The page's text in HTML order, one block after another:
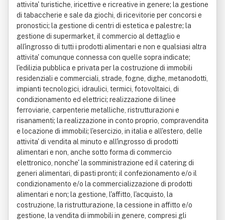
attivita' turistiche, iricettive e ricreative in genere; la gestione
di tabaccherie e sale da giochi, di ricevitorie per concorsi e
pronostici; la gestione di centri di estetica e palestre; la
gestione di supermarket, il commercio al dettaglio e
all'ingrosso di tutti i prodotti alimentari e non e qualsiasi altra
attivita' comunque connessa con quelle sopra indicate;
l'edilizia pubblica e privata per la costruzione di immobili
residenziali e commerciali, strade, fogne, dighe, metanodotti,
impianti tecnologici, idraulici, termici, fotovoltaici, di
condizionamento ed elettrici; realizzazione di linee
ferroviarie, carpenterie metalliche, ristrutturazioni e
risanamenti; la realizzazione in conto proprio, compravendita
e locazione di immobili; l'esercizio, in italia e all'estero, delle
attivita' di vendita al minuto e all'ingrosso di prodotti
alimentari e non, anche sotto forma di commercio
elettronico, nonche' la somministrazione ed il catering di
generi alimentari, di pasti pronti; il confezionamento e/o il
condizionamento e/o la commercializzazione di prodotti
alimentari e non; la gestione, l'affitto, l'acquisto, la
costruzione, la ristrutturazione, la cessione in affitto e/o
gestione, la vendita di immobili in genere, compresi gli